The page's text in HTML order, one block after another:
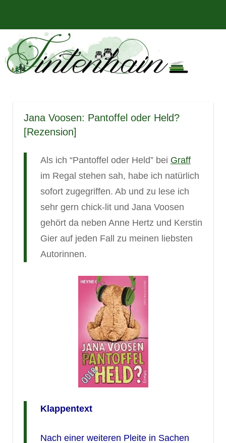
springen
Tintenhain
–
Der
Rezensionen
und
mehr
Jana Voosen: Pantoffel oder Held?
[Rezension]
Als ich “Pantoffel oder Held” bei Graff
im Regal stehen sah, habe ich natürlich
sofort zugegriffen. Ab und zu lese ich
sehr gern chick-lit und Jana Voosen
gehört da neben Anne Hertz und Kerstin
Gier auf jeden Fall zu meinen liebsten
Autorinnen.
Klappentext
Nach einer weiteren Pleite in Sachen